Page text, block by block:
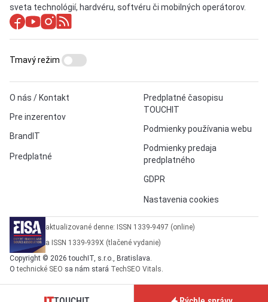
sveta technológií, hardvéru, softvéru či mobilných operátorov.
O nás / Kontakt
Pre inzerentov
BrandIT
Predplatné
Predplatné časopisu
TOUCHIT
Podmienky používania webu
Podmienky predaja
predplatného
GDPR
Nastavenia cookies
Tmavý režim
aktualizované denne: ISSN 1339-9497 (online)
a ISSN 1339-939X (tlačené vydanie)
Copyright © 2026 touchIT, s.r.o., Bratislava.
Otechnické SEO sa nám stará TechSEO Vitals